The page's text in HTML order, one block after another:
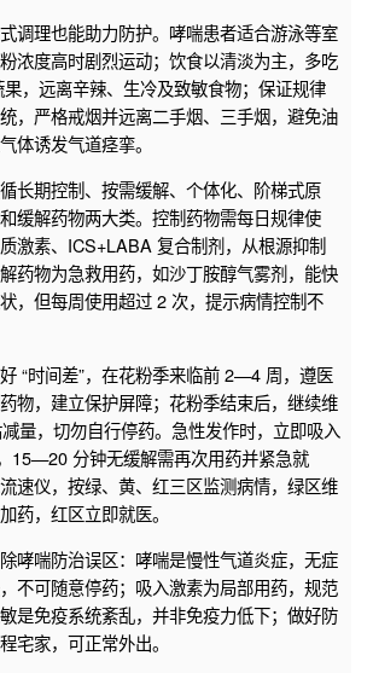
理也能助力防护。哮喘患者适合游泳等室
浓度高时剧烈运动；饮食以清淡为主，多吃
，远离辛辣、生冷及致敏食物；保证规律
，严格戒烟并远离二手烟、三手烟，避免油
体诱发气道痉挛。
期控制、按需缓解、个体化、阶梯式原
缓解药物两大类。控制药物需每日规律使
激素、ICS+LABA 复合制剂，从根源抑制
药物为急救用药，如沙丁胺醇气雾剂，能快
，但每周使用超过 2 次，提示病情控制不
时间差”，在花粉季来临前 2—4 周，遵医
物，建立保护屏障；花粉季结束后，继续维
量，切勿自行停药。急性发作时，立即吸入
15—20 分钟无缓解需再次用药并紧急就
速仪，按绿、黄、红三区监测病情，绿区维
药，红区立即就医。
喘防治误区：哮喘是慢性气道炎症，无症
不可随意停药；吸入激素为局部用药，规范
是免疫系统紊乱，并非免疫力低下；做好防
宅家，可正常外出。